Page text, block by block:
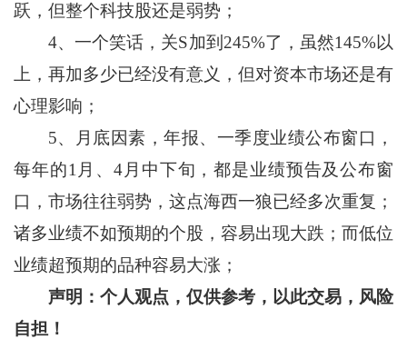
跃，但整个科技股还是弱势；
4、一个笑话，关S加到245%了，虽然145%以
上，再加多少已经没有意义，但对资本市场还是有
心理影响；
5、月底因素，年报、一季度业绩公布窗口，
每年的1月、4月中下旬，都是业绩预告及公布窗
口，市场往往弱势，这点海西一狼已经多次重复；
诸多业绩不如预期的个股，容易出现大跌；而低位
业绩超预期的品种容易大涨；
声明：个人观点，仅供参考，以此交易，风险
自担！